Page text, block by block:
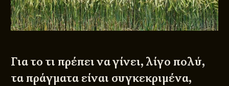
Για το τι πρέπει να γίνει, λίγο πολύ,
τα πράγματα είναι συγκεκριμένα,